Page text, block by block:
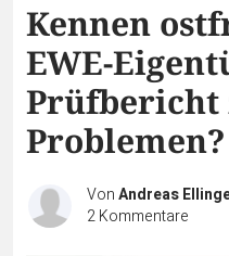
Kennen
EWE-
Prüfbericht
Problemen?
VonAndreas
2Kommentare